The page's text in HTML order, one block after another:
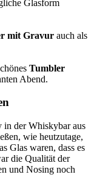
Glasform
mit Gravur auch als
Tumbler
Abend.
in der Whiskybar aus
wie heutzutage,
Glas waren, dass es
die Qualität der
und Nosing noch